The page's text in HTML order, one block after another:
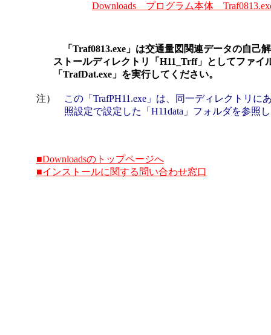
Downloads プログラム本体
「Traf0813.exe」は交通量図関連データの自己
ストールディレクトリ「H11_Trff」としてファイ
「TrafDat.exe」を実行してください。
注）
この「TrafPH11.exe」は、同一ディレクトリ
照設定で設定した「H11data」フォルダを参照
■Downloadsのトップページへ
■インストールに関する問い合わせ窓口